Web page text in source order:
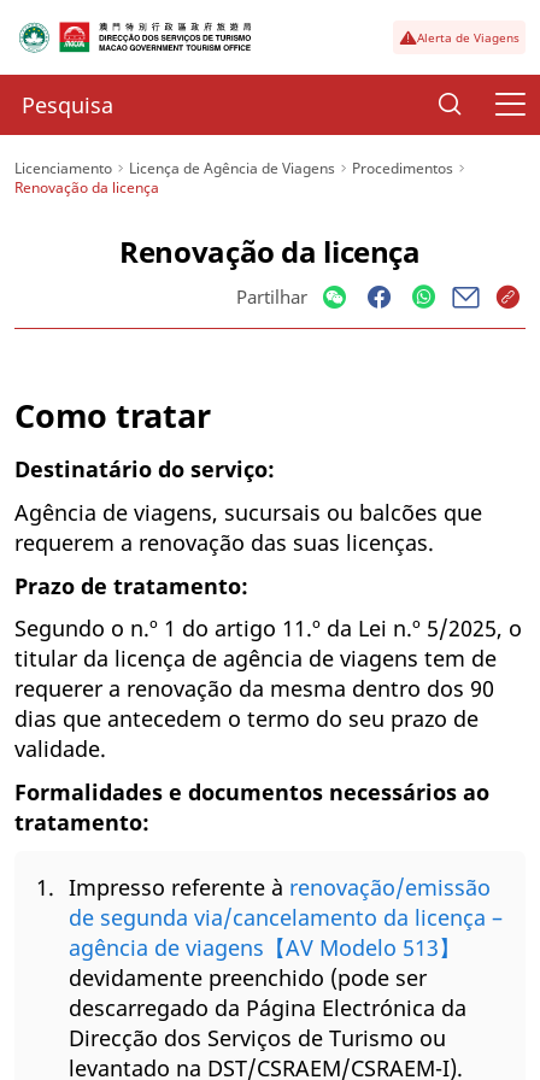
Alerta de Viagens
Licenciamento Licença de Agência de Viagens
Procedimentos
Renovação da licença
Renovação da licença
Partilhar
Como tratar
Destinatário do serviço:
Agência de viagens, sucursais ou balcões que
requerem a renovação das suas licenças.
Prazo de tratamento:
Segundo o n.º 1 do artigo 11.º da Lei n.º 5/2025, o
titular da licença de agência de viagens tem de
requerer a renovação da mesma dentro dos 90
dias que antecedem o termo do seu prazo de
validade.
Formalidades e documentos necessários ao
tratamento:
Impresso referente à renovação/emissão
de segunda via/cancelamento da licença –
agência de viagens【AV Modelo 513】
devidamente preenchido (pode ser
descarregado da Página Electrónica da
Direcção dos Serviços de Turismo ou
levantado na DST/CSRAEM/CSRAEM-I).